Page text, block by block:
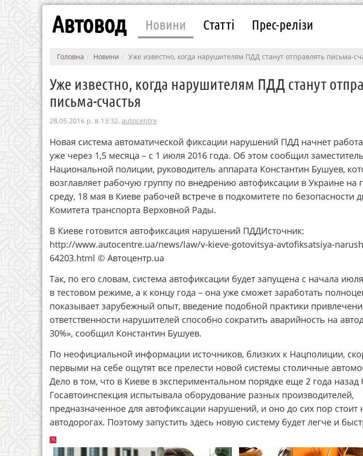
Автовод Новини Статті Прес-релізи
Головна Новини Уже известно, когда нарушителям ПДД станут отправлять письма-
Уже известно, когда нарушителям ПДД станут
письма-счастья
28.05.2016 р. в 13:32, autocentre
Новая система автоматической фиксации нарушений ПДД начнет
уже через 1,5 месяца – с 1 июля 2016 года. Об этом сообщил
Национальной полиции, руководитель аппарата Константин Бушуев,
возглавляет рабочую группу по внедрению автофиксации в Украине
среду, 18 мая в Киеве рабочей встрече в подкомитете по безопасности
Комитета транспорта Верховной Рады.
В Киеве готовится автофиксация нарушений ПДДИсточник:
http://www.autocentre.ua/news/law/v-kieve-gotovitsya-avtofiksatsiya-
64203.html © Автоцентр.ua
Так, по его словам, система автофиксации будет запущена с начала
в тестовом режиме, а к концу года – она уже сможет заработать
показывает зарубежный опыт, введение подобной практики
ответственности нарушителей способно сократить аварийность на
30%», сообщил Константин Бушуев.
По неофициальной информации источников, близких к Нацполиции,
первыми на себе ощутят все прелести новой системы столичные
Дело в том, что в Киеве в экспериментальном порядке еще 2 года
Госавтоинспекция испытывала оборудование разных производителей,
предназначенное для автофиксации нарушений, и оно до сих пор стоит
автодорогах. Поэтому запустить здесь новую систему будет легче и